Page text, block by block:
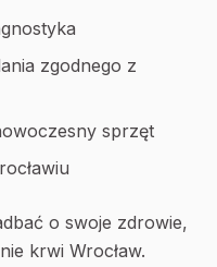
zgodnego z
sprzęt
o swoje zdrowie,
krwi Wrocław.